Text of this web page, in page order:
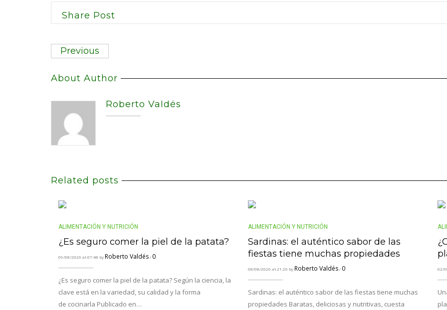
Share Post
Previous
About Author
Roberto Valdés
Related posts
ALIMENTACIÓN Y NUTRICIÓN
¿Es seguro comer la piel de la patata?
09/08/2026 at 07:48 byRoberto Valdés/ 0
¿Es seguro comer la piel de la patata? Según la ciencia, la
clave está en la variedad, su calidad y la forma
de cocinarla Publicado en…
ALIMENTACIÓN Y NUTRICIÓN
Sardinas: el auténtico sabor de las
fiestas tiene muchas propiedades
08/08/2026 at 21:26 byRoberto Valdés/ 0
Sardinas: el auténtico sabor de las fiestas tiene muchas
propiedades Baratas, deliciosas y nutritivas, cuesta
02/